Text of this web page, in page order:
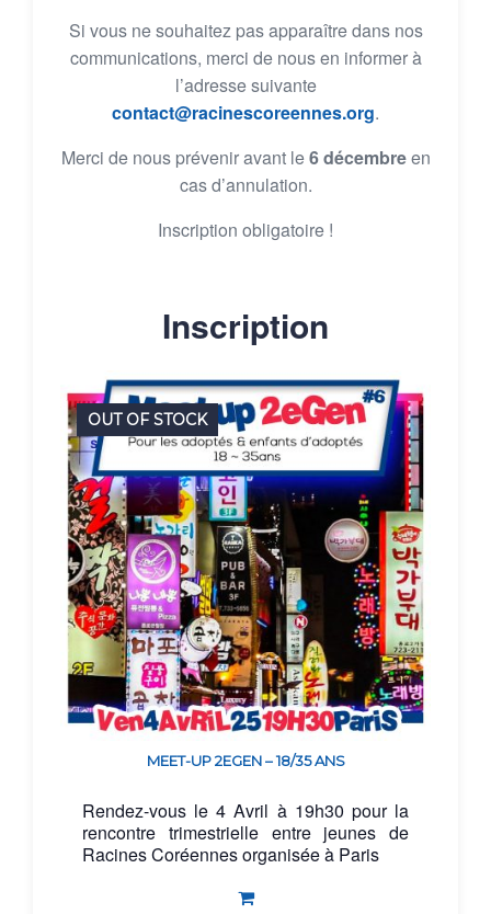
Si vous ne souhaitez pas apparaître dans nos
communications, merci de nous en informer à
l’adresse suivante
contact@racinescoreennes.org.
Merci de nous prévenir avant le6 décembreen
cas d’annulation.
Inscription obligatoire !
Inscription
OUT OF STOCK
MEET-UP 2EGEN – 18/35 ANS
Rendez-vous le 4 Avril à 19h30 pour la
rencontre trimestrielle entre jeunes de
Racines Coréennes organisée à Paris